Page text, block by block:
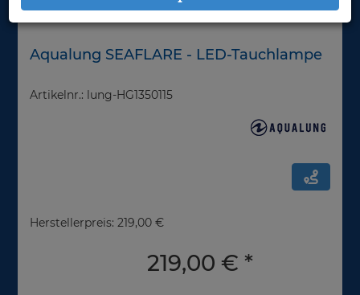
Aqualung SEAFLARE - LED-Tauchlampe
Artikelnr.: lung-HG1350115
Herstellerpreis: 219,00 €
219,00 € *